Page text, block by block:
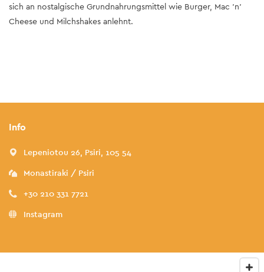
sich an nostalgische Grundnahrungsmittel wie Burger, Mac 'n'
Cheese und Milchshakes anlehnt.
Info
Lepeniotou 26, Psiri, 105 54
Monastiraki / Psiri
+30 210 331 7721
Instagram